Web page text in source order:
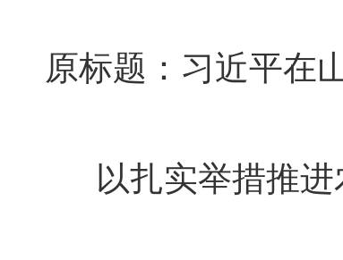
原标题：习近平在
以扎实举措推进